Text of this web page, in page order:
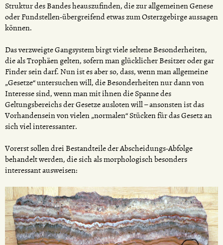
Struktur des Bandes heauszufinden, die zur allgemeinen Genese
oder Fundstellen-übergreifend etwas zum Osterzgebirge aussagen
können.
Das verzweigte Gangsystem birgt viele seltene Besonderheiten,
die als Trophäen gelten, sofern man glücklicher Besitzer oder gar
Finder sein darf. Nun ist es aber so, dass, wenn man allgemeine
„Gesetze“ untersuchen will, die Besonderheiten nur dann von
Interesse sind, wenn man mit ihnen die Spanne des
Geltungsbereichs der Gesetze ausloten will – ansonsten ist das
Vorhandensein von vielen „normalen“ Stücken für das Gesetz an
sich viel interessanter.
Vorerst sollen drei Bestandteile der Abscheidungs-Abfolge
behandelt werden, die sich als morphologisch besonders
interessant ausweisen: